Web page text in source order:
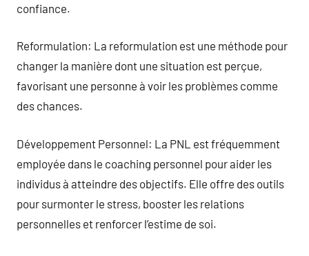
confiance.
Reformulation: La reformulation est une méthode pour
changer la manière dont une situation est perçue,
favorisant une personne à voir les problèmes comme
des chances.
Développement Personnel: La PNL est fréquemment
employée dans le coaching personnel pour aider les
individus à atteindre des objectifs. Elle offre des outils
pour surmonter le stress, booster les relations
personnelles et renforcer l’estime de soi.